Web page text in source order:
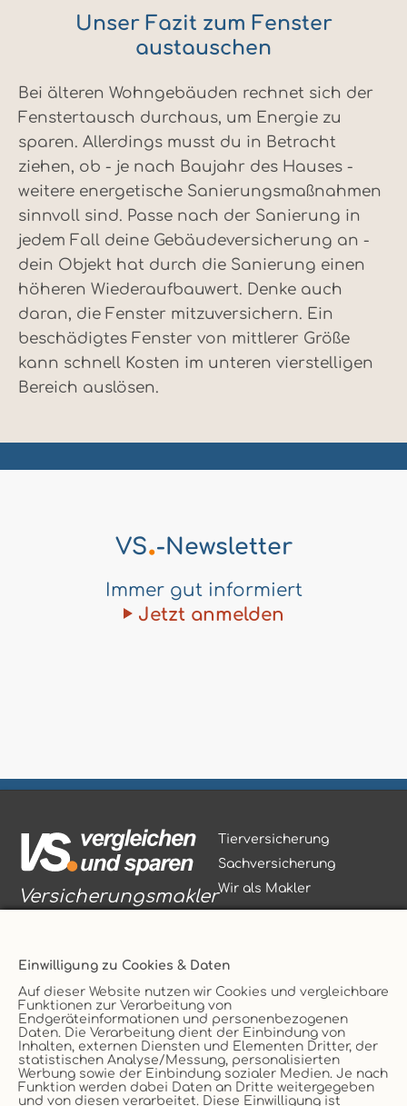
Einwilligung zu Cookies & Daten
Auf dieser Website nutzen wir Cookies und vergleichbare
Funktionen zur Verarbeitung von
Endgeräteinformationen und personenbezogenen
Daten. Die Verarbeitung dient der Einbindung von
Inhalten, externen Diensten und Elementen Dritter, der
statistischen Analyse/Messung, personalisierten
Werbung sowie der Einbindung sozialer Medien. Je nach
Funktion werden dabei Daten an Dritte weitergegeben
und von diesen verarbeitet. Diese Einwilligung ist
Unser Fazit zum Fenster
austauschen
Bei älteren Wohngebäuden rechnet sich der
Fenstertausch durchaus, um Energie zu
sparen. Allerdings musst du in Betracht
ziehen, ob - je nach Baujahr des Hauses -
weitere energetische Sanierungsmaßnahmen
sinnvoll sind. Passe nach der Sanierung in
jedem Fall deine Gebäudeversicherung an -
dein Objekt hat durch die Sanierung einen
höheren Wiederaufbauwert. Denke auch
daran, die Fenster mitzuversichern. Ein
beschädigtes Fenster von mittlerer Größe
kann schnell Kosten im unteren vierstelligen
Bereich auslösen.
VS.-Newsletter
Immer gut informiert
Jetzt anmelden
Versicherungsmakler
Vertrag widerrufen
Tierversicherung
Sachversicherung
Wir als Makler
Service
Kontakt
Unternehmen
AGB
Datenschutz
Impressum